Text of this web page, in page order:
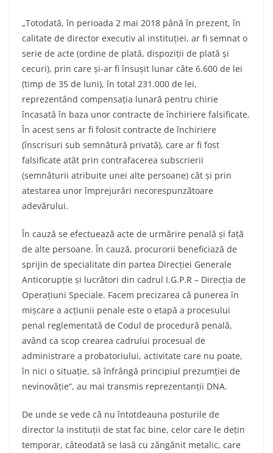
„Totodată, în perioada 2 mai 2018 până în prezent, în
calitate de director executiv al instituției, ar fi semnat o
serie de acte (ordine de plată, dispoziții de plată și
cecuri), prin care și-ar fi însușit lunar câte 6.600 de lei
(timp de 35 de luni), în total 231.000 de lei,
reprezentând compensația lunară pentru chirie
încasată în baza unor contracte de închiriere falsificate.
În acest sens ar fi folosit contracte de închiriere
(înscrisuri sub semnătură privată), care ar fi fost
falsificate atât prin contrafacerea subscrierii
(semnăturii atribuite unei alte persoane) cât și prin
atestarea unor împrejurări necorespunzătoare
adevărului.
În cauză se efectuează acte de urmărire penală și față
de alte persoane. În cauză, procurorii beneficiază de
sprijin de specialitate din partea Direcției Generale
Anticorupție și lucrători din cadrul I.G.P.R – Direcția de
Operațiuni Speciale. Facem precizarea că punerea în
mișcare a acțiunii penale este o etapă a procesului
penal reglementată de Codul de procedură penală,
având ca scop crearea cadrului procesual de
administrare a probatoriului, activitate care nu poate,
în nici o situație, să înfrângă principiul prezumției de
nevinovăție“, au mai transmis reprezentanții DNA.
De unde se vede că nu întotdeauna posturile de
director la instituții de stat fac bine, celor care le dețin
temporar, câteodată se lasă cu zăngănit metalic, care